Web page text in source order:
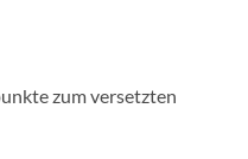
zum versetzten